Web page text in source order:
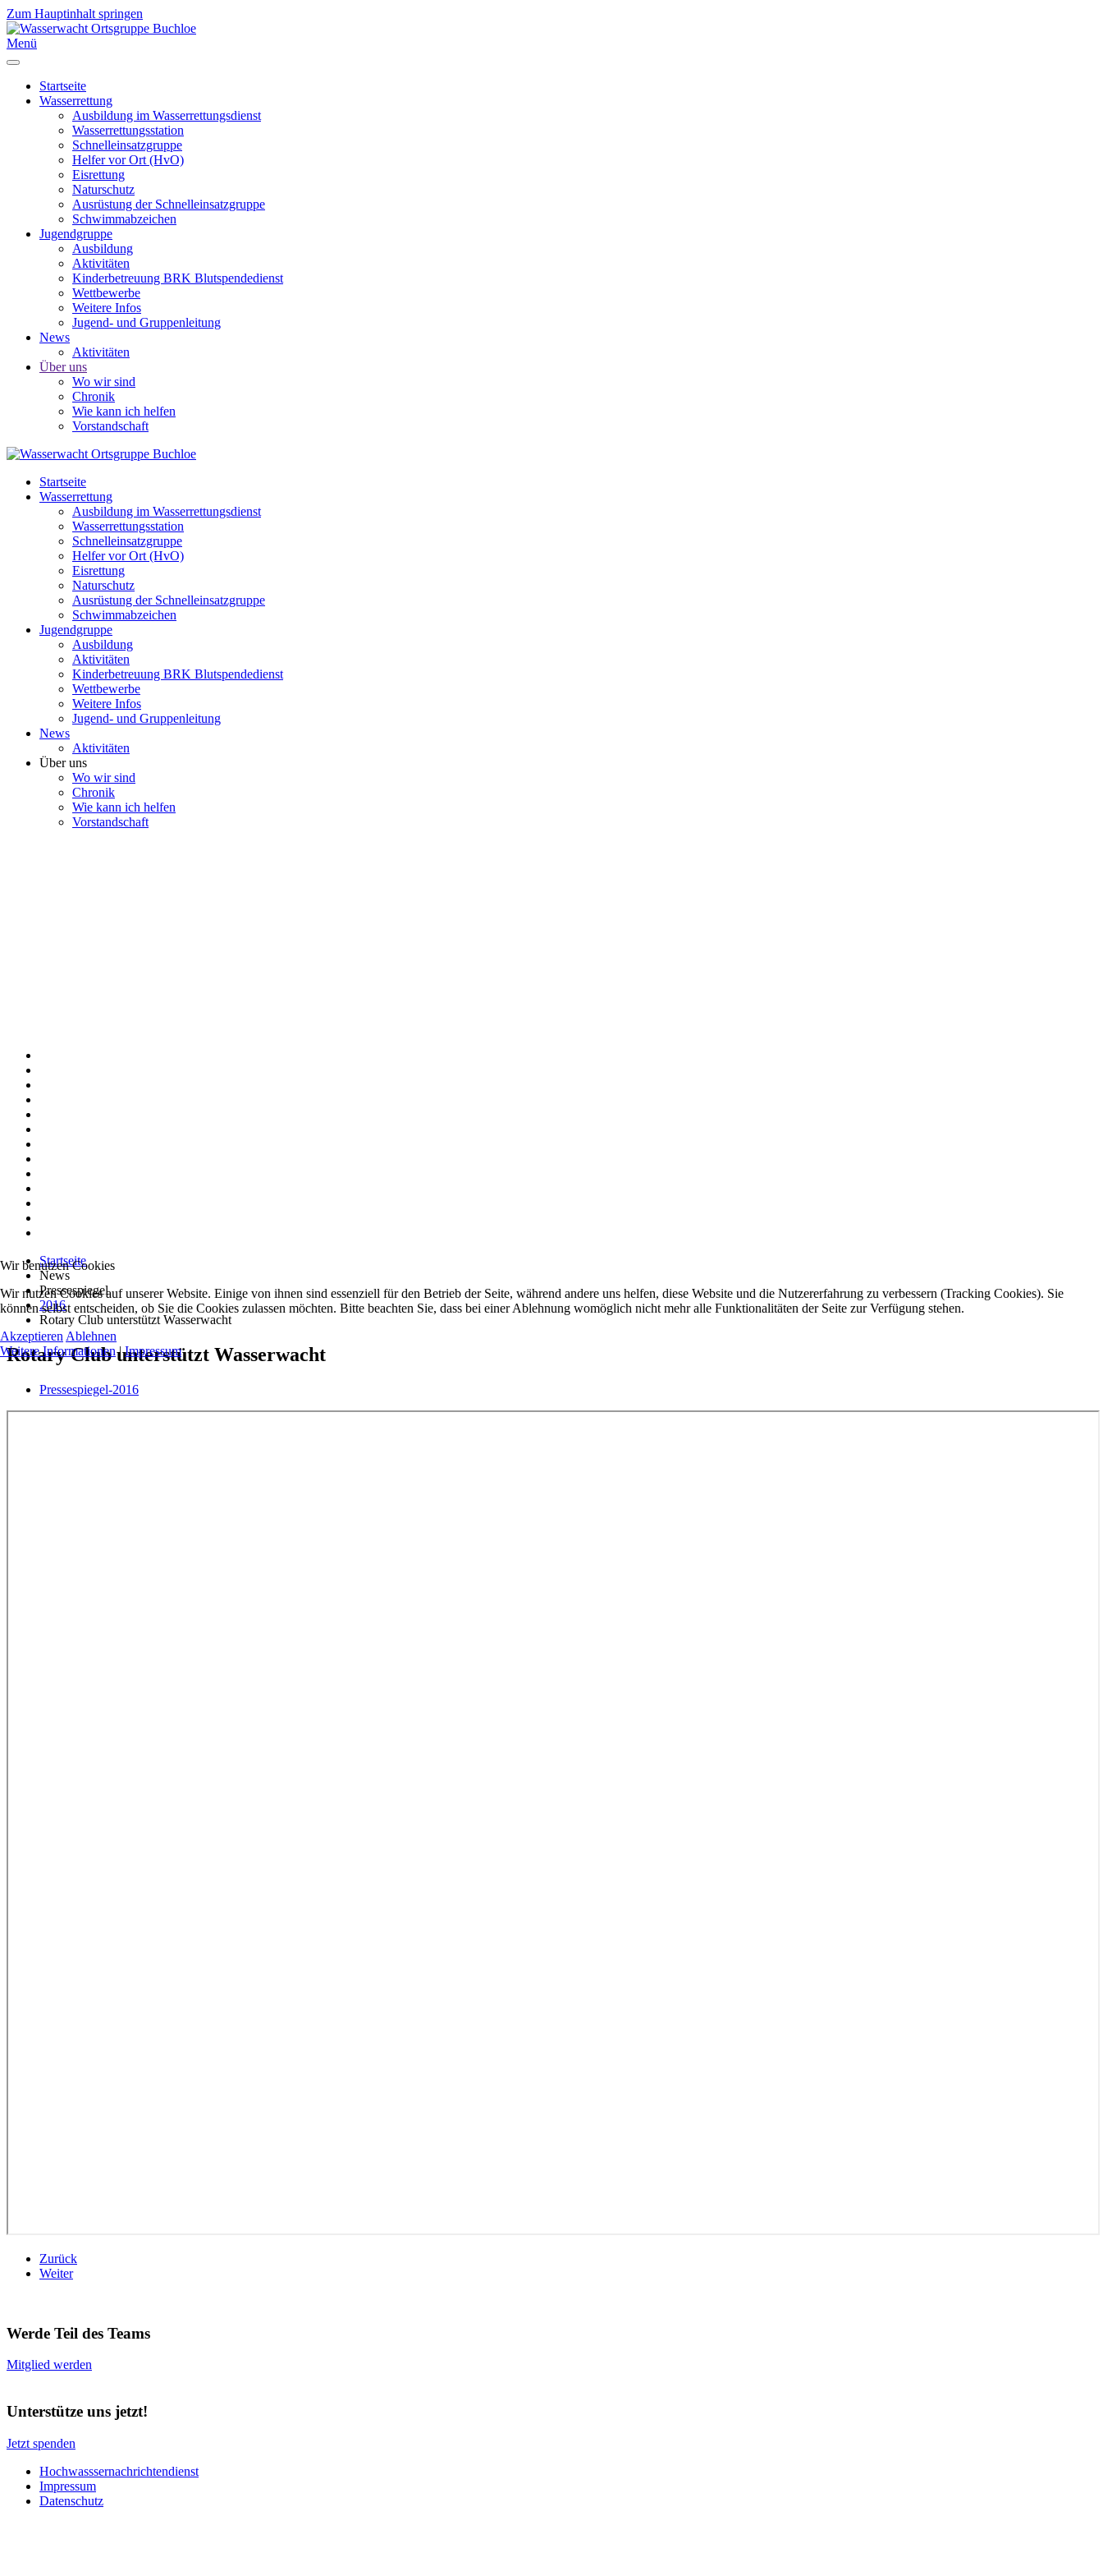
Zum Hauptinhalt springen
Menü
Startseite
Wasserrettung
Ausbildung im Wasserrettungsdienst
Wasserrettungsstation
Schnelleinsatzgruppe
Helfer vor Ort (HvO)
Eisrettung
Naturschutz
Ausrüstung der Schnelleinsatzgruppe
Schwimmabzeichen
Jugendgruppe
Ausbildung
Aktivitäten
Kinderbetreuung BRK Blutspendedienst
Wettbewerbe
Weitere Infos
Jugend- und Gruppenleitung
News
Aktivitäten
Über uns
Wo wir sind
Chronik
Wie kann ich helfen
Vorstandschaft
Startseite
Wasserrettung
Ausbildung im Wasserrettungsdienst
Wasserrettungsstation
Schnelleinsatzgruppe
Helfer vor Ort (HvO)
Eisrettung
Naturschutz
Ausrüstung der Schnelleinsatzgruppe
Schwimmabzeichen
Jugendgruppe
Ausbildung
Aktivitäten
Kinderbetreuung BRK Blutspendedienst
Wettbewerbe
Weitere Infos
Jugend- und Gruppenleitung
News
Aktivitäten
Über uns
Wo wir sind
Chronik
Wie kann ich helfen
Vorstandschaft
Startseite
News
Pressespiegel
2016
Rotary Club unterstützt Wasserwacht
Rotary Club unterstützt Wasserwacht
Pressespiegel-2016
Zurück
Weiter
Werde Teil des Teams
Mitglied werden
Unterstütze uns jetzt!
Jetzt spenden
Hochwasssernachrichtendienst
Impressum
Datenschutz
Wir benutzen Cookies
Wir nutzen Cookies auf unserer Website. Einige von ihnen sind essenziell für den Betrieb der Seite, während andere uns helfen, diese Website und die Nutzererfahrung zu verbessern (Tracking Cookies). Sie
können selbst entscheiden, ob Sie die Cookies zulassen möchten. Bitte beachten Sie, dass bei einer Ablehnung womöglich nicht mehr alle Funktionalitäten der Seite zur Verfügung stehen.
Akzeptieren Ablehnen
Weitere Informationen|Impressum